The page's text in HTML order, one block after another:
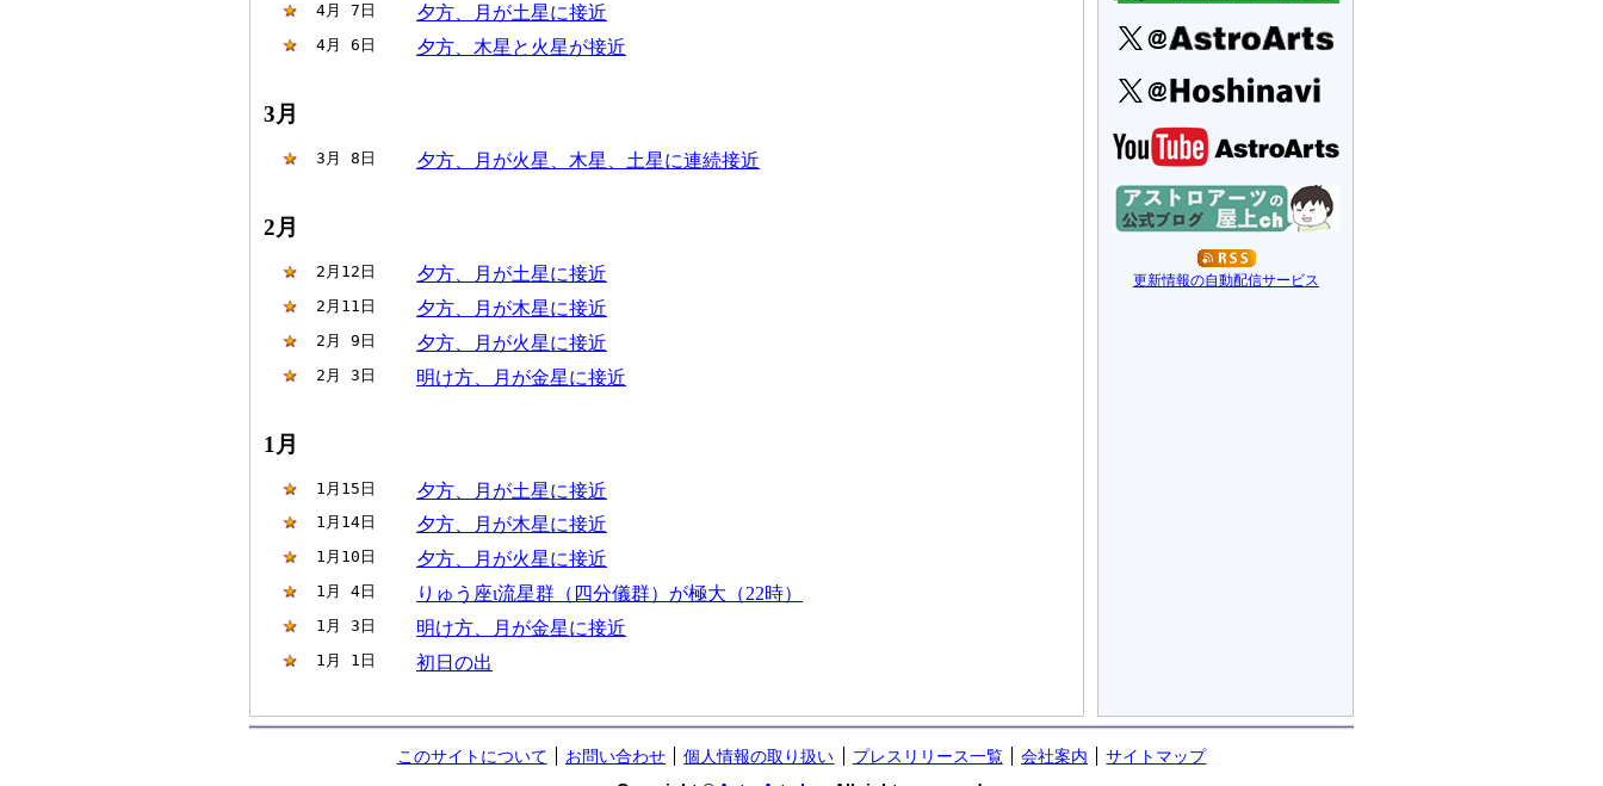
4月 7日 夕方、月が土星に接近
4月 6日 夕方、木星と火星が接近
3月
3月 8日 夕方、月が火星、木星、土星に連続接近
2月
2月12日 夕方、月が土星に接近
2月11日 夕方、月が木星に接近
2月 9日 夕方、月が火星に接近
2月 3日 明け方、月が金星に接近
1月
1月15日 夕方、月が土星に接近
1月14日 夕方、月が木星に接近
1月10日 夕方、月が火星に接近
1月 4日 りゅう座ι流星群（四分儀群）が極大（22時）
1月 3日 明け方、月が金星に接近
1月 1日 初日の出
更新情報の自動配信サービス
このサイトについて お問い合わせ 個人情報の取り扱い プレスリリース一覧 会社案内
サイトマップ